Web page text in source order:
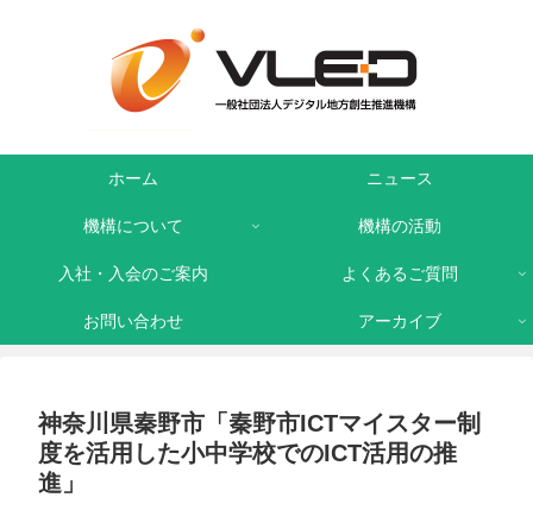
ホーム ニュース
機構について 機構の活動
入社・入会のご案内 よくあるご質問
お問い合わせ アーカイブ
神奈川県秦野市「秦野市ICTマイスター制
度を活用した小中学校でのICT活用の推
進」